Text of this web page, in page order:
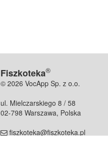
Fiszkoteka®
© 2026 VocApp Sp. z o.o.
ul. Mielczarskiego 8 / 58
02-798 Warszawa, Polska
fiszkoteka@fiszkoteka.pl